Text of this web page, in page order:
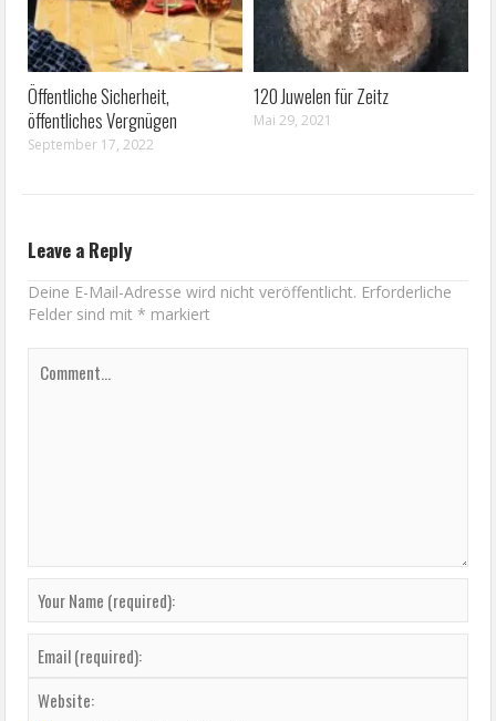
Öffentliche Sicherheit,
öffentliches Vergnügen
September 17, 2022
120 Juwelen für Zeitz
Mai 29, 2021
Leave a Reply
Deine E-Mail-Adresse wird nicht veröffentlicht. Erforderliche
Felder sind mit* markiert